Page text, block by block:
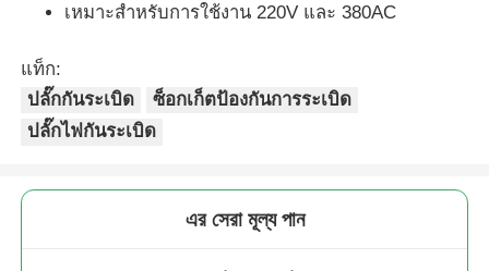
สวิตช์ป้องกันการระเบิด
กรดสายไฟที่ป้องกันระเบิด
เหมาะสำหรับการใช้งาน 220V และ 380AC
แท็ก:
ปลั๊กกันระเบิด
ซ็อกเก็ตป้องกันการระเบิด
ปลั๊กไฟกันระเบิด
এর সেরা মূল্য পান